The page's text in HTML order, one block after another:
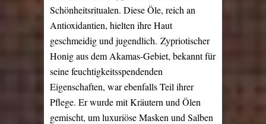
Schönheitsritualen. Diese Öle, reich an
Antioxidantien, hielten ihre Haut
geschmeidig und jugendlich. Zypriotischer
Honig aus dem Akamas-Gebiet, bekannt für
seine feuchtigkeitsspendenden
Eigenschaften, war ebenfalls Teil ihrer
Pflege. Er wurde mit Kräutern und Ölen
gemischt, um luxuriöse Masken und Salben